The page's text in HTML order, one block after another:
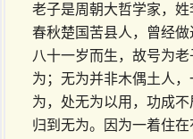
老子是周朝大哲学家，姓
春秋楚国苦县人，曾经
八十一岁而生，故号为
为；无为并非木偶土人
为，处无为以用，功成
归到无为。因为一着住